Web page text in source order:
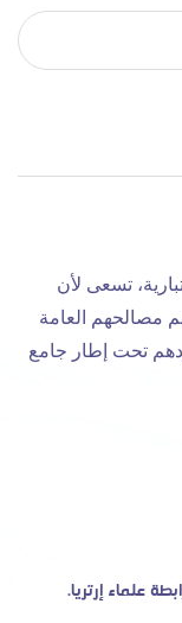
تسعى لأن
مصالحهم العامة
تحت إطار جامع